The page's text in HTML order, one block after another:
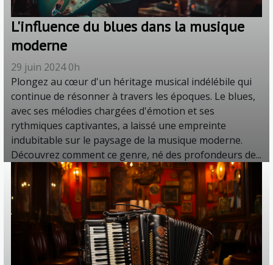
L'influence du blues dans la musique
moderne
29 juin 2024 0h
Plongez au cœur d'un héritage musical indélébile qui
continue de résonner à travers les époques. Le blues,
avec ses mélodies chargées d'émotion et ses
rythmiques captivantes, a laissé une empreinte
indubitable sur le paysage de la musique moderne.
Découvrez comment ce genre, né des profondeurs de...